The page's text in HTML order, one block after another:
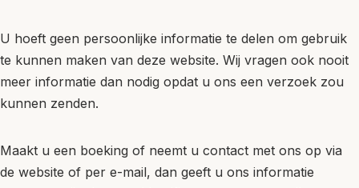
U hoeft geen persoonlijke informatie te delen om gebruik
te kunnen maken van deze website. Wij vragen ook nooit
meer informatie dan nodig opdat u ons een verzoek zou
kunnen zenden.
Maakt u een boeking of neemt u contact met ons op via
de website of per e-mail, dan geeft u ons informatie